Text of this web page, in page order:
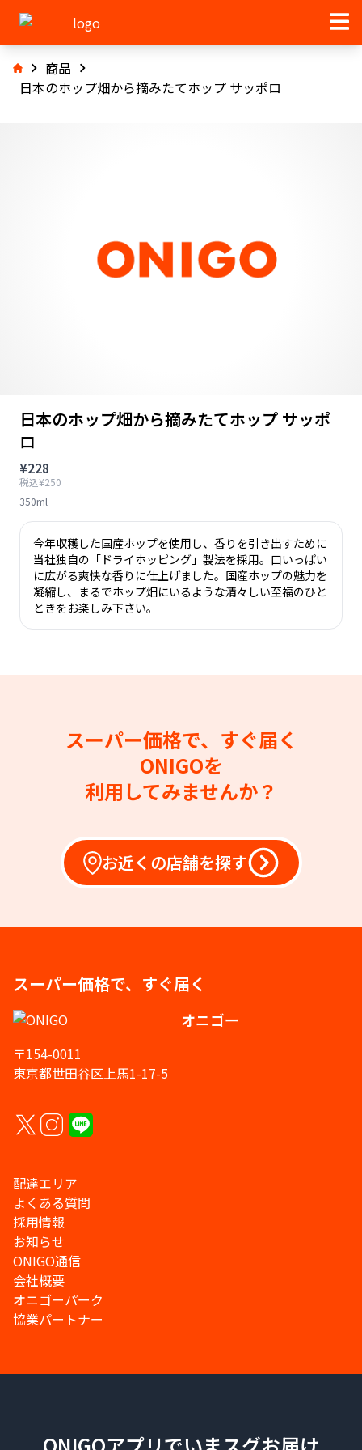
商品
日本のホップ畑から摘みたてホップ サッポロ
日本のホップ畑から摘みたてホップ サッポ
ロ
¥228
税込¥250
350ml
今年収穫した国産ホップを使用し、香りを引き出すために
当社独自の「ドライホッピング」製法を採用。口いっぱい
に広がる爽快な香りに仕上げました。国産ホップの魅力を
凝縮し、まるでホップ畑にいるような清々しい至福のひと
ときをお楽しみ下さい。
スーパー価格で、すぐ届く
ONIGOを
利用してみませんか？
お近くの店舗を探す
スーパー価格で、すぐ届く
オニゴー
〒154-0011
東京都世田谷区上馬1-17-5
配達エリア
よくある質問
採用情報
お知らせ
ONIGO通信
会社概要
オニゴーパーク
協業パートナー